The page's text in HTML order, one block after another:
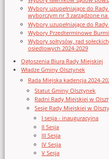
Wybory uzupełniające do
wyborczym nr 3 zarządzone na
Wybory uzupełniające do
Wybory Przedterminowe
Wybory sołtysów, rad
osiedlowych 2024-2029
Ogłoszenia Biura Rady Miejskiej
Władze Gminy Olsztynek
Rada Miejska kadencja 2024-
Statut Gminy Olsztynek
Radni Rady Miejskiej w
Sesje Rady Miejskiej w
I sesja - inauguracyjna
II Sesja
III Sesja
IV Sesja
V Sesja